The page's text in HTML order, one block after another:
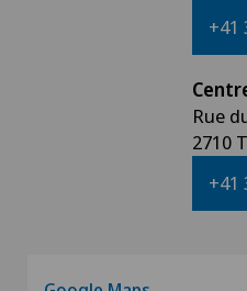
+41
Rue
2710
+41